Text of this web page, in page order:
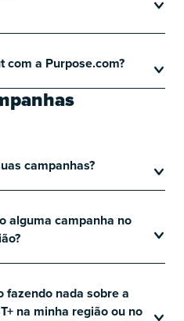
com a Purpose.com?
campanhas?
alguma campanha no
fazendo nada sobre a
na minha região ou no